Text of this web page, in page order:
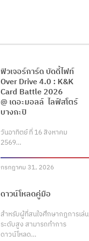
ฟิวเจอร์การ์ด บัดดี้ไฟท์
Over Drive 4.0 : K&K
Card Battle 2026
@ เดอะมอลล์ ไลฟ์สโตร์
บางกะปิ
วันอาทิตย์ ที่ 16 สิงหาคม
2569…
กรกฎาคม 31, 2026
ดาวน์โหลดคู่มือ
สำหรับผู้ที่สนใจศึกษากฎการเล่น
ระดับสูง สามารถทำการ
ดาวน์โหลด…